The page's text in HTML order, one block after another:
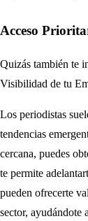
Acceso
Quizás también te
Visibilidad de tu
Los periodistas
tendencias
cercana, puedes
te permite
pueden ofrecerte
sector, ayudándote